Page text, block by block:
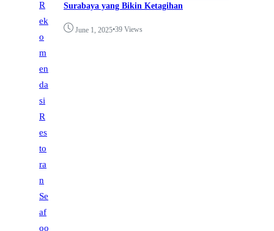
Surabaya yang Bikin Ketagihan
June 1, 2025•39 Views